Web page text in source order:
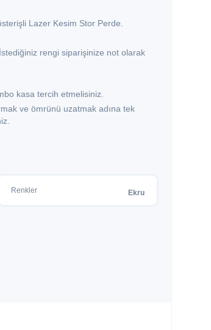
Lazer Kesim Stor Perde.
rengi siparişinize not olarak
kasa tercih etmelisiniz.
ve ömrünü uzatmak adına tek
Renkler Ekru